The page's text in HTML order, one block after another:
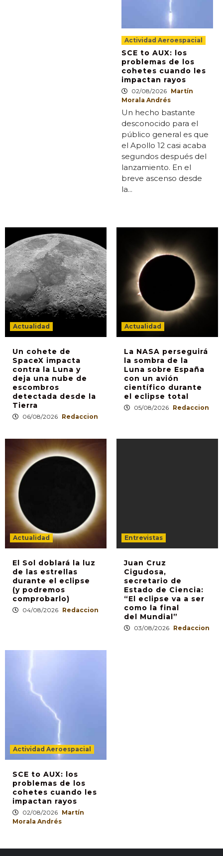
Actividad Aeroespacial
SCE to AUX: los
problemas de los
cohetes cuando les
impactan rayos
02/08/2026 Martín
Morala Andrés
Un hecho bastante
desconocido para el
público general es que
el Apollo 12 casi acaba
segundos después del
lanzamiento. En el
breve ascenso desde
la...
Actualidad
Un cohete de
SpaceX impacta
contra la Luna y
deja una nube de
escombros
detectada desde la
Tierra
06/08/2026 Redaccion
Actualidad
La NASA perseguirá
la sombra de la
Luna sobre España
con un avión
científico durante
el eclipse total
05/08/2026 Redaccion
Actualidad
El Sol doblará la luz
de las estrellas
durante el eclipse
(y podremos
comprobarlo)
04/08/2026 Redaccion
Entrevistas
Juan Cruz
Cigudosa,
secretario de
Estado de Ciencia:
“El eclipse va a ser
como la final
del Mundial”
03/08/2026 Redaccion
Actividad Aeroespacial
SCE to AUX: los
problemas de los
cohetes cuando les
impactan rayos
02/08/2026 Martín
Morala Andrés